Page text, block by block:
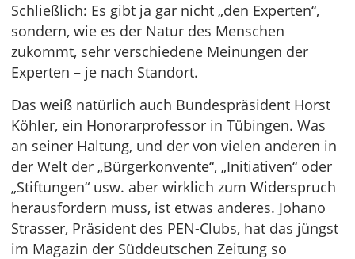
Schließlich: Es gibt ja gar nicht „den Experten“,
sondern, wie es der Natur des Menschen
zukommt, sehr verschiedene Meinungen der
Experten – je nach Standort.
Das weiß natürlich auch Bundespräsident Horst
Köhler, ein Honorarprofessor in Tübingen. Was
an seiner Haltung, und der von vielen anderen in
der Welt der „Bürgerkonvente“, „Initiativen“ oder
„Stiftungen“ usw. aber wirklich zum Widerspruch
herausfordern muss, ist etwas anderes. Johano
Strasser, Präsident des PEN-Clubs, hat das jüngst
im Magazin der Süddeutschen Zeitung so